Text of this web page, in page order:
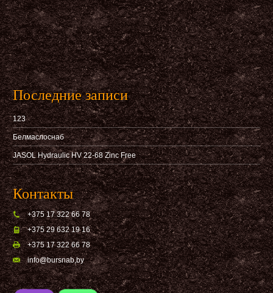
Последние записи
123
Белмаслоснаб
JASOL Hydraulic HV 22-68 Zinc Free
Контакты
+375 17 322 66 78
+375 29 632 19 16
+375 17 322 66 78
info@bursnab,by